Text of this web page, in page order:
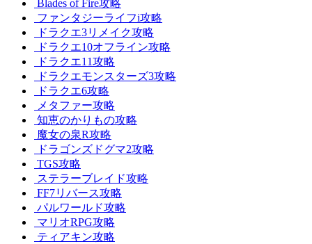
Blades of Fire攻略
ファンタジーライフi攻略
ドラクエ3リメイク攻略
ドラクエ10オフライン攻略
ドラクエ11攻略
ドラクエモンスターズ3攻略
ドラクエ6攻略
メタファー攻略
知恵のかりもの攻略
魔女の泉R攻略
ドラゴンズドグマ2攻略
TGS攻略
ステラーブレイド攻略
FF7リバース攻略
パルワールド攻略
マリオRPG攻略
ティアキン攻略